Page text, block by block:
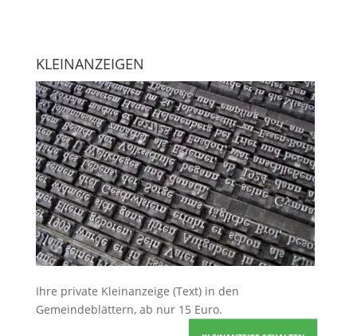
KLEINANZEIGEN
Ihre private Kleinanzeige (Text) in den
Gemeindeblättern, ab nur 15 Euro.